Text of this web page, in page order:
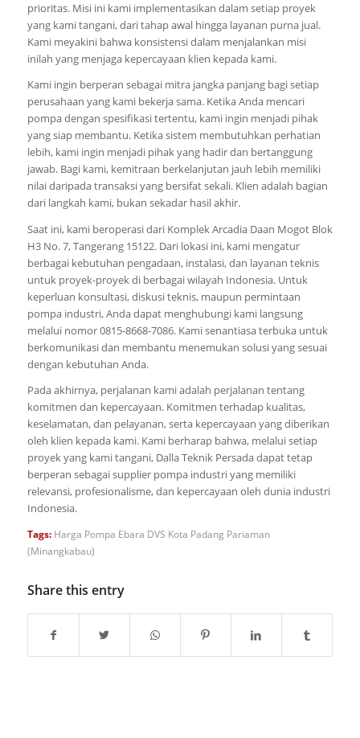
prioritas. Misi ini kami implementasikan dalam setiap proyek
yang kami tangani, dari tahap awal hingga layanan purna jual.
Kami meyakini bahwa konsistensi dalam menjalankan misi
inilah yang menjaga kepercayaan klien kepada kami.
Kami ingin berperan sebagai mitra jangka panjang bagi setiap
perusahaan yang kami bekerja sama. Ketika Anda mencari
pompa dengan spesifikasi tertentu, kami ingin menjadi pihak
yang siap membantu. Ketika sistem membutuhkan perhatian
lebih, kami ingin menjadi pihak yang hadir dan bertanggung
jawab. Bagi kami, kemitraan berkelanjutan jauh lebih memiliki
nilai daripada transaksi yang bersifat sekali. Klien adalah bagian
dari langkah kami, bukan sekadar hasil akhir.
Saat ini, kami beroperasi dari Komplek Arcadia Daan Mogot Blok
H3 No. 7, Tangerang 15122. Dari lokasi ini, kami mengatur
berbagai kebutuhan pengadaan, instalasi, dan layanan teknis
untuk proyek-proyek di berbagai wilayah Indonesia. Untuk
keperluan konsultasi, diskusi teknis, maupun permintaan
pompa industri, Anda dapat menghubungi kami langsung
melalui nomor 0815-8668-7086. Kami senantiasa terbuka untuk
berkomunikasi dan membantu menemukan solusi yang sesuai
dengan kebutuhan Anda.
Pada akhirnya, perjalanan kami adalah perjalanan tentang
komitmen dan kepercayaan. Komitmen terhadap kualitas,
keselamatan, dan pelayanan, serta kepercayaan yang diberikan
oleh klien kepada kami. Kami berharap bahwa, melalui setiap
proyek yang kami tangani, Dalla Teknik Persada dapat tetap
berperan sebagai supplier pompa industri yang memiliki
relevansi, profesionalisme, dan kepercayaan oleh dunia industri
Indonesia.
Tags: Harga Pompa Ebara DVS Kota Padang Pariaman
(Minangkabau)
Share this entry